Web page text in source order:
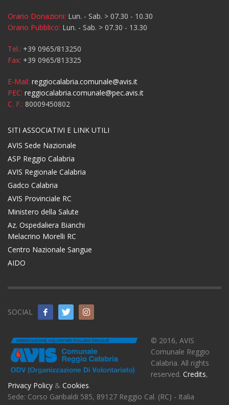
Orario Donazioni: Lun. - Sab. > 07.30 - 10.30
Orario Pubblico: Lun. - Sab. > 07.30 - 13.30
Tel.: +39 0965/813250
Fax: +39 0965/813325
E-Mail: reggiocalabria.comunale@avis.it
PEC: reggiocalabria.comunale@pec.avis.it
C. F.: 80009450802
SITI ASSOCIATIVI E LINK UTILI
AVIS Sede Nazionale
ASP Reggio Calabria
AVIS Regionale Calabria
Gadco Calabria
AVIS Provinciale RC
Ministero della Salute
Az. Ospedaliera Bianchi
Melacrino Morelli RC
Centro Nazionale Sangue
AIDO
SOCIAL
© 2016, AVIS
Comunale Reggio
Calabria. All rights
reserved. Credits,
Privacy Policy & Cookies.
Sede: Corso Garibaldi 585, 89127 Reggio Cal. (RC) - Italia